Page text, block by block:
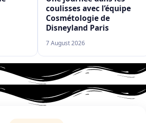
coulisses avec l’équipe
Cosmétologie de
Disneyland Paris
7 August 2026